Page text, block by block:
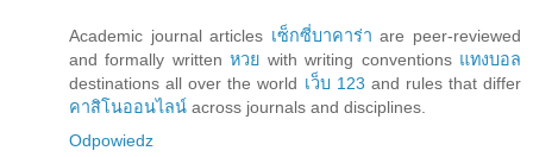
Academic journal articles เซ็กซี่บาคาร่า are peer-reviewed
and formally writtenหวย with writing conventions แทงบอล
destinations all over the world เว็บ 123 and rules that differ
คาสิโนออนไลน์ across journals and disciplines.
Odpowiedz